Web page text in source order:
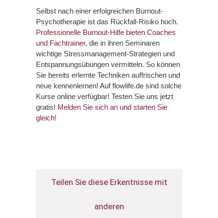
Selbst nach einer erfolgreichen Burnout-
Psychotherapie ist das Rückfall-Risiko hoch.
Professionelle Burnout-Hilfe bieten Coaches
und Fachtrainer, die in ihren Seminaren
wichtige Stressmanagement-Strategien und
Entspannungsübungen vermitteln. So können
Sie bereits erlernte Techniken auffrischen und
neue kennenlernen! Auf flowlife.de sind solche
Kurse online verfügbar! Testen Sie uns jetzt
gratis! Melden Sie sich an und starten Sie
gleich!
Teilen Sie diese Erkentnisse mit
anderen